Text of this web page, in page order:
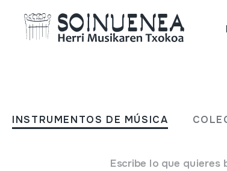
INSTRUMENTOS DE MÚSICA
Escribe lo que quieres
ATABAL MAKILAK